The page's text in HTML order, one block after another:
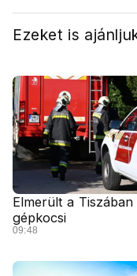
Ezeket is
Elmerült a Tiszában
gépkocsi
09:48